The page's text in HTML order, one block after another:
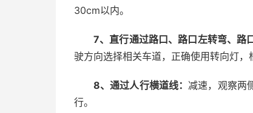
30cm以内。
7、直行通过路口、路口左转弯、路
驶方向选择相关车道，正确使用转向灯，
8、通过人行横道线： 减速，观察两
行。